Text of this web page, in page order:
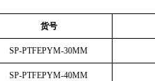
货号
SP-PTFEPYM-30MM
SP-PTFEPYM-40MM